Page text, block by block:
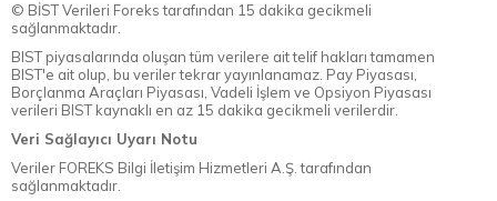
© BİST Verileri Foreks tarafından 15 dakika gecikmeli
sağlanmaktadır.
BIST piyasalarında oluşan tüm verilere ait telif hakları tamamen
BIST'e ait olup, bu veriler tekrar yayınlanamaz. Pay Piyasası,
Borçlanma Araçları Piyasası, Vadeli İşlem ve Opsiyon Piyasası
verileri BIST kaynaklı en az 15 dakika gecikmeli verilerdir.
Veri Sağlayıcı Uyarı Notu
Veriler FOREKS Bilgi İletişim Hizmetleri A.Ş. tarafından
sağlanmaktadır.